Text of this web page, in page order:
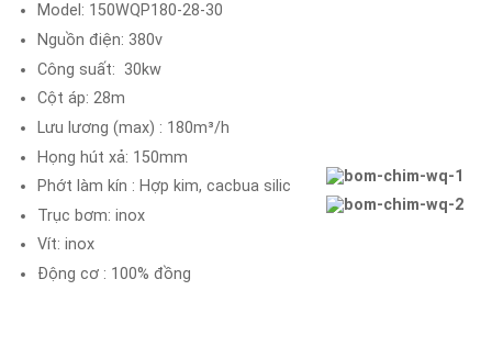
Model: 150WQP180-28-30
Nguồn điện: 380v
Công suất: 30kw
Cột áp: 28m
Lưu lương (max) : 180m³/h
Họng hút xả: 150mm
Phớt làm kín : Hợp kim, cacbua silic
Trục bơm: inox
Vít: inox
Động cơ : 100% đồng